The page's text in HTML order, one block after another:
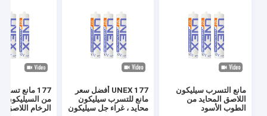
مانع التسرب سيليكون
اللاصق المحايد من
الطوب الأسود
UNEX 177 أفضل سعر
مانع للتسرب سيليكون
محايد ، غراء جل سيليكون
177 مانع
من السيليكون
الرخام اللاصق